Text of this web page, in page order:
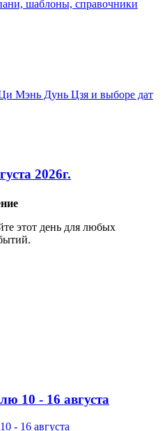
2026г.
этот день для любых
10 - 16 августа